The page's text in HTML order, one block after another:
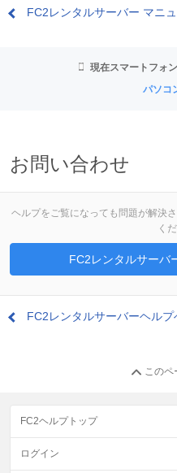
FC2レンタルサーバー マニ
現在スマートフォ
パソコ
お問い合わせ
ヘルプをご覧になっても問題が解決
く
FC2レンタルサーバ
FC2レンタルサーバーヘルプ
このペ
FC2ヘルプトップ
ログイン